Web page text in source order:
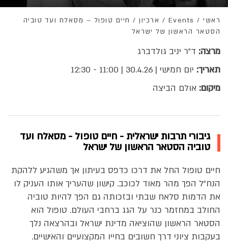
ראשי /
Events
/ ארכיון / חיים טופול – מסאלח ועד טוביה
הסטאר הראשון של ישראל
מרצה: ד"ר יניב גולדברג
תאריך: יום חמישי | 30.4.26 | 11:00 - 12:30
מיקום: אולם הביצה
גיבורי תרבות ישראלית - חיים טופול - מסאלח ועד
טוביה הסטאר הראשון של ישראל
חיים טופול החל את דרכו כדפס בעיתון אך משהגיע ללהקת
הנח"ל הפך מהר מאוד לכוכב. קישון שהעריך אותו העניק לו
את הדמות סלאח שבתי ובזכותה גם הפך להיות טוביה
החולב במחזמר כנר על הגג ברחבי העולם. טופול הוא
הסטאר הראשון שהוציאה מדינת ישראל ובהרצאה נלך
בעקבות ציוני דרך חשובים בחייו המקצועיים והאישיים.